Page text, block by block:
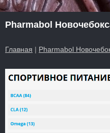
Pharmabol
Главная | Pharmabol